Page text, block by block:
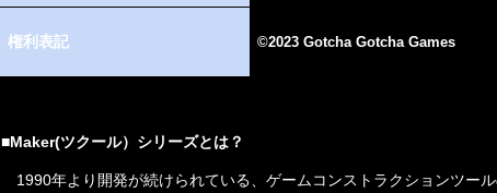
権利表記 ©2023 Gotcha Gotcha Games
■Maker(ツクール）シリーズとは？
1990年より開発が続けられている、ゲームコンストラクションツー